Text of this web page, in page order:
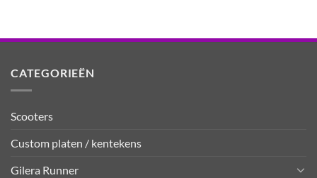
CATEGORIEËN
Scooters
Custom platen / kentekens
Gilera Runner